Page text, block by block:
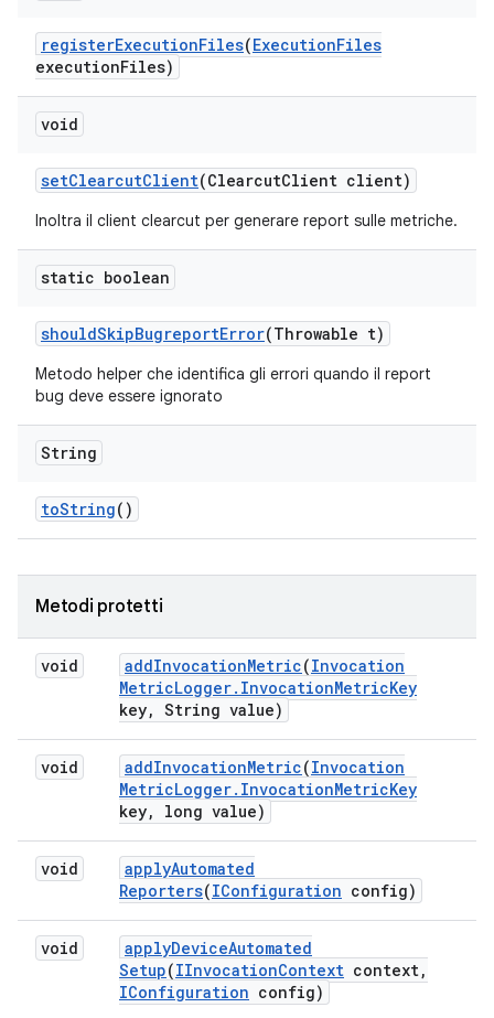
registerExecutionFiles(ExecutionFiles
executionFiles)
void
setClearcutClient(ClearcutClient client)
Inoltra il client clearcut per generare report sulle metriche.
static boolean
shouldSkipBugreportError(Throwable t)
Metodo helper che identifica gli errori quando il report
bug deve essere ignorato
String
toString()
Metodi protetti
void addInvocationMetric(Invocation
MetricLogger. InvocationMetricKey
key, String value)
void addInvocationMetric(Invocation
MetricLogger. InvocationMetricKey
key, long value)
void applyAutomated
Reporters(IConfiguration config)
void applyDeviceAutomated
Setup(IInvocationContext context,
IConfiguration config)